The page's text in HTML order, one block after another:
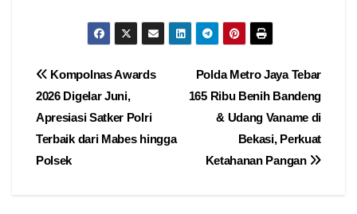
Navigasi
pos
Polda Metro Jaya Tebar
165 Ribu Benih Bandeng
& Udang Vaname di
Bekasi, Perkuat
Ketahanan Pangan
Kompolnas Awards
2026 Digelar Juni,
Apresiasi Satker Polri
Terbaik dari Mabes hingga
Polsek